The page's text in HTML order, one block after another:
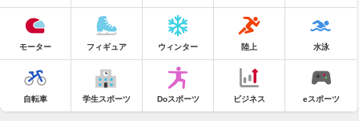
モーター フィギュア ウィンター 陸上 水泳
自転車 学生スポーツ Doスポーツ ビジネス eスポーツ